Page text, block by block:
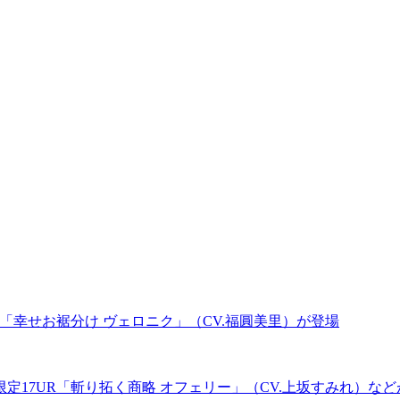
幸せお裾分け ヴェロニク」（CV.福圓美里）が登場
17UR「斬り拓く商略 オフェリー」（CV.上坂すみれ）など